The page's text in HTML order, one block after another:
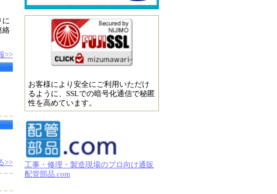
に
絡
>>
>>
お客様により安全にご利用いただけ
るように、SSLでの暗号化通信で秘匿
性を高めています。
工事・修理・製造現場のプロ向け通販
配管部品.com